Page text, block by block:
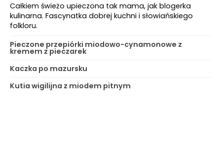
Całkiem świeżo upieczona tak mama, jak blogerka
kulinarna. Fascynatka dobrej kuchni i słowiańskiego
folkloru.
Pieczone przepiórki miodowo-cynamonowe z
kremem z pieczarek
Kaczka po mazursku
Kutia wigilijna z miodem pitnym